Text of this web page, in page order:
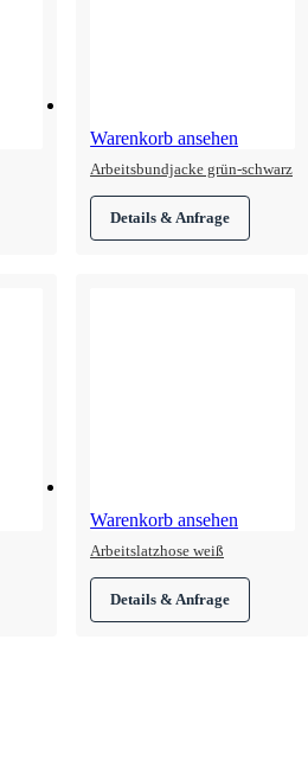
Warenkorb ansehen
Arbeitsbundjacke grün-schwarz
Warenkorb ansehen
Arbeitslatzhose weiß